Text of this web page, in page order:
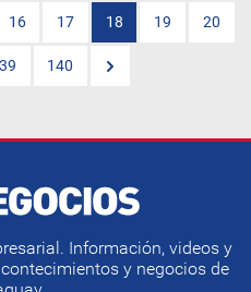
16 17 18 19 20
140
Información, videos y
y negocios de